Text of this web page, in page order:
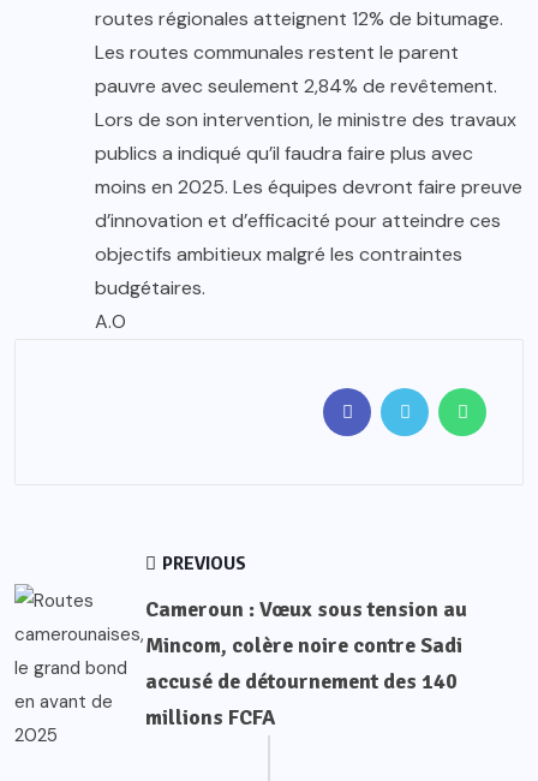
routes régionales atteignent 12% de bitumage.
Les routes communales restent le parent
pauvre avec seulement 2,84% de revêtement.
Lors de son intervention, le ministre des travaux
publics a indiqué qu’il faudra faire plus avec
moins en 2025. Les équipes devront faire preuve
d’innovation et d’efficacité pour atteindre ces
objectifs ambitieux malgré les contraintes
budgétaires.
A.O
PREVIOUS
Cameroun : Vœux sous tension au
Mincom, colère noire contre Sadi
accusé de détournement des 140
millions FCFA